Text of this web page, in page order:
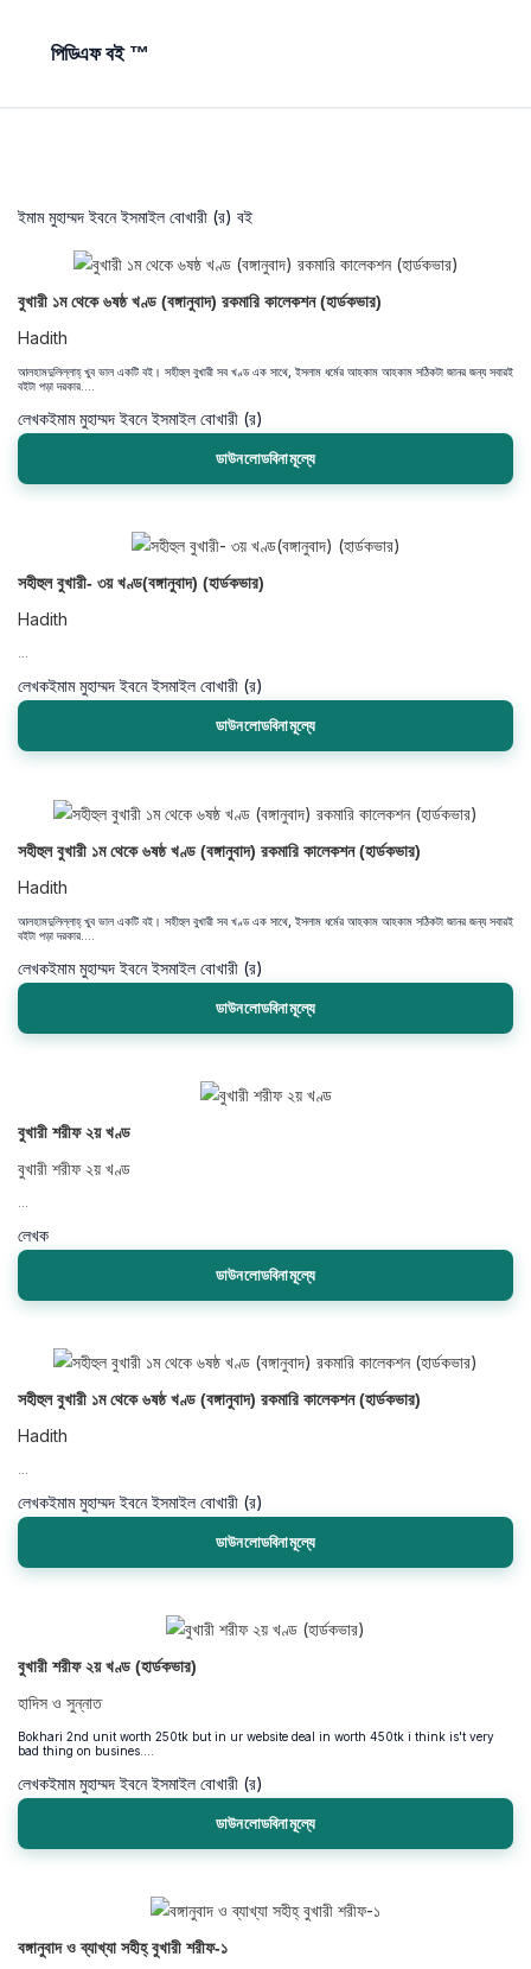
পিডিএফ বই ™
ইমাম মুহাম্মদ ইবনে ইসমাইল বোখারী (র) বই
বুখারী ১ম থেকে ৬ষষ্ঠ খণ্ড (বঙ্গানুবাদ) রকমারি কালেকশন (হার্ডকভার)
Hadith
আলহামদুলিল্লাহ্‌ খুব ভাল একটি বই। সহীহুল বুখারী সব খণ্ড এক সাথে, ইসলাম ধর্মের আহকাম আহকাম সঠিকটা জানর জন্য সবারই
বইটা পড়া দরকার....
লেখকইমাম মুহাম্মদ ইবনে ইসমাইল বোখারী (র)
ডাউনলোডবিনামূল্যে
সহীহুল বুখারী- ৩য় খণ্ড(বঙ্গানুবাদ) (হার্ডকভার)
Hadith
লেখকইমাম মুহাম্মদ ইবনে ইসমাইল বোখারী (র)
ডাউনলোডবিনামূল্যে
সহীহুল বুখারী ১ম থেকে ৬ষষ্ঠ খণ্ড (বঙ্গানুবাদ) রকমারি কালেকশন (হার্ডকভার)
Hadith
আলহামদুলিল্লাহ্‌ খুব ভাল একটি বই। সহীহুল বুখারী সব খণ্ড এক সাথে, ইসলাম ধর্মের আহকাম আহকাম সঠিকটা জানর জন্য সবারই
বইটা পড়া দরকার....
লেখকইমাম মুহাম্মদ ইবনে ইসমাইল বোখারী (র)
ডাউনলোডবিনামূল্যে
বুখারী শরীফ ২য় খণ্ড
বুখারী শরীফ ২য় খণ্ড
লেখক
ডাউনলোডবিনামূল্যে
সহীহুল বুখারী ১ম থেকে ৬ষষ্ঠ খণ্ড (বঙ্গানুবাদ) রকমারি কালেকশন (হার্ডকভার)
Hadith
লেখকইমাম মুহাম্মদ ইবনে ইসমাইল বোখারী (র)
ডাউনলোডবিনামূল্যে
বুখারী শরীফ ২য় খণ্ড (হার্ডকভার)
হাদিস ও সুন্নাত
Bokhari 2nd unit worth 250tk but in ur website deal in worth 450tk i think is't very
bad thing on busines....
লেখকইমাম মুহাম্মদ ইবনে ইসমাইল বোখারী (র)
ডাউনলোডবিনামূল্যে
বঙ্গানুবাদ ও ব্যাখ্যা সহীহ্‌ বুখারী শরীফ-১